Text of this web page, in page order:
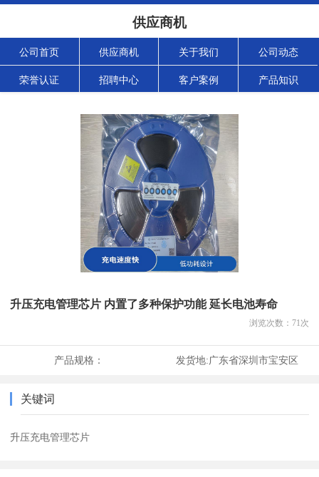
供应商机
公司首页 供应商机 关于我们 公司动态
荣誉认证 招聘中心 客户案例 产品知识
升压充电管理芯片 内置了多种保护功能 延长电池寿命
浏览次数： 71次
产品规格： 发货地:广东省深圳市宝安区
关键词
升压充电管理芯片